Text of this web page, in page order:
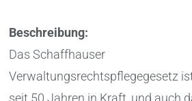
Beschreibung:
Das Schaffhauser
Verwaltungsrechtspflegegesetz